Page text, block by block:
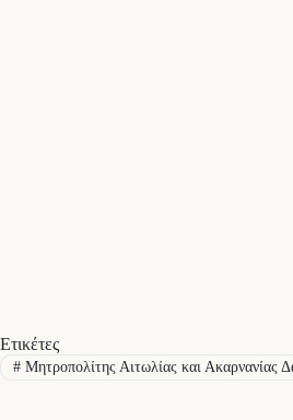
Ετικέτες
#Μητροπολίτης Αιτωλίας και Ακαρνανίας